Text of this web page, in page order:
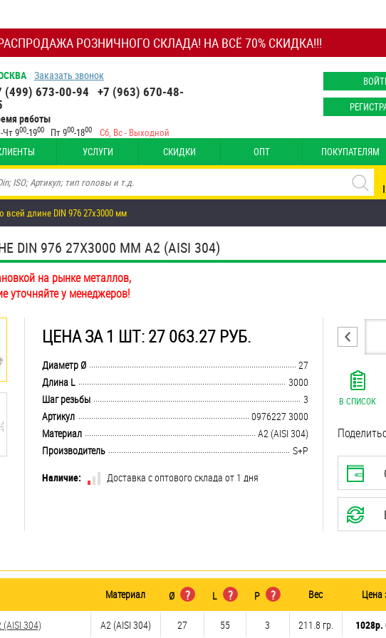
РОЗНИЧНОГО СКЛАДА! НА ВСЁ 70% СКИДКА!!!
Заказать звонок
(499) 673-00-94 +7 (963) 670-48-
работы
Чт 900-1900 Пт 900-1800 Сб, Вс - Выходной
УСЛУГИ СКИДКИ ОПТ ПОКУПАТЕЛЯМ
длине DIN 976 27х3000 мм
976 27Х3000 ММ А2 (AISI 304)
на рынке металлов,
уточняйте у менеджеров!
ЦЕНА ЗА 1 ШТ: 27 063.27 РУБ.
Диаметр Ø
27
Длина L
3000
Шаг резьбы
3
Артикул
0976227 3000
Материал
А2 (AISI 304)
Производитель
S+P
Наличие:
Доставка с оптового склада от 1 дня
В СПИСОК
Материал Ø ? L ? P ? Вес Цена
304)
А2 (AISI 304) 27 55 3 211.8 гр. 1028р.